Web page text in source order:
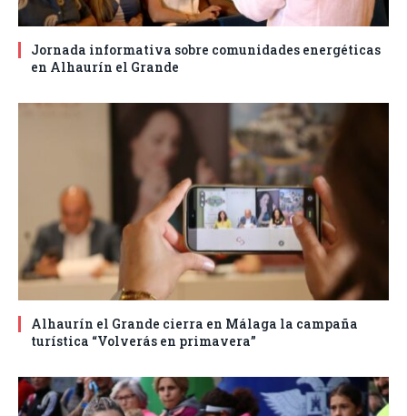
Jornada informativa sobre comunidades energéticas
en Alhaurín el Grande
Alhaurín el Grande cierra en Málaga la campaña
turística “Volverás en primavera”